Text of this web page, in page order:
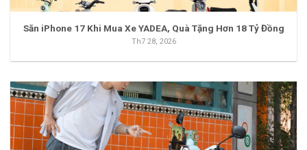
Săn iPhone 17 Khi Mua Xe YADEA, Quà Tặng Hơn 18 Tỷ Đồng
Th7 28, 2026